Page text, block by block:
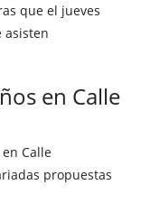
que el jueves
asisten
en Calle
Calle
propuestas